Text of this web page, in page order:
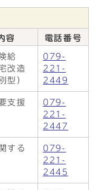
容 電話番号
給
改造
型）
079-
221-
2449
支援
079-
221-
2447
する
079-
221-
2445